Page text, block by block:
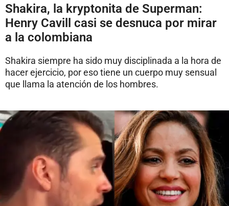
Shakira, la kryptonita de Superman:
Henry Cavill casi se desnuca por mirar
a la colombiana
Shakira siempre ha sido muy disciplinada a la hora de
hacer ejercicio, por eso tiene un cuerpo muy sensual
que llama la atención de los hombres.